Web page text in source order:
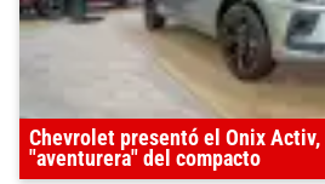
Chevrolet presentó el Onix Activ,
"aventurera" del compacto